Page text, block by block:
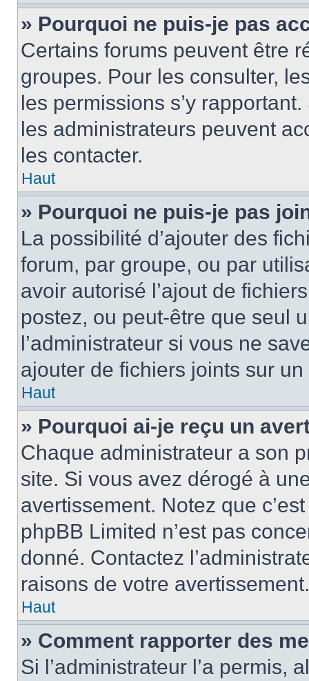
» Pourquoi ne puis-je pas
Certains forums peuvent être
groupes. Pour les consulter,
les permissions s’y
les administrateurs peuvent
les contacter.
Haut
» Pourquoi ne puis-je pas
La possibilité d’ajouter des
forum, par groupe, ou par
avoir autorisé l’ajout de
postez, ou peut-être que seul
l’administrateur si vous ne
ajouter de fichiers joints sur un
Haut
» Pourquoi ai-je reçu un
Chaque administrateur a son
site. Si vous avez dérogé à
avertissement. Notez que
phpBB Limited n’est pas
donné. Contactez
raisons de votre avertissement.
Haut
» Comment rapporter des
Si l’administrateur l’a permis,